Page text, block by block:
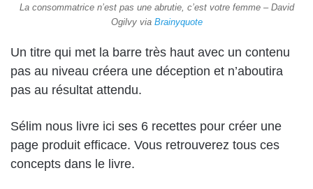
La consommatrice n’est pas une abrutie, c’est votre femme – David
Ogilvy via Brainyquote
Un titre qui met la barre très haut avec un contenu
pas au niveau créera une déception et n’aboutira
pas au résultat attendu.
Sélim nous livre ici ses 6 recettes pour créer une
page produit efficace. Vous retrouverez tous ces
concepts dans le livre.